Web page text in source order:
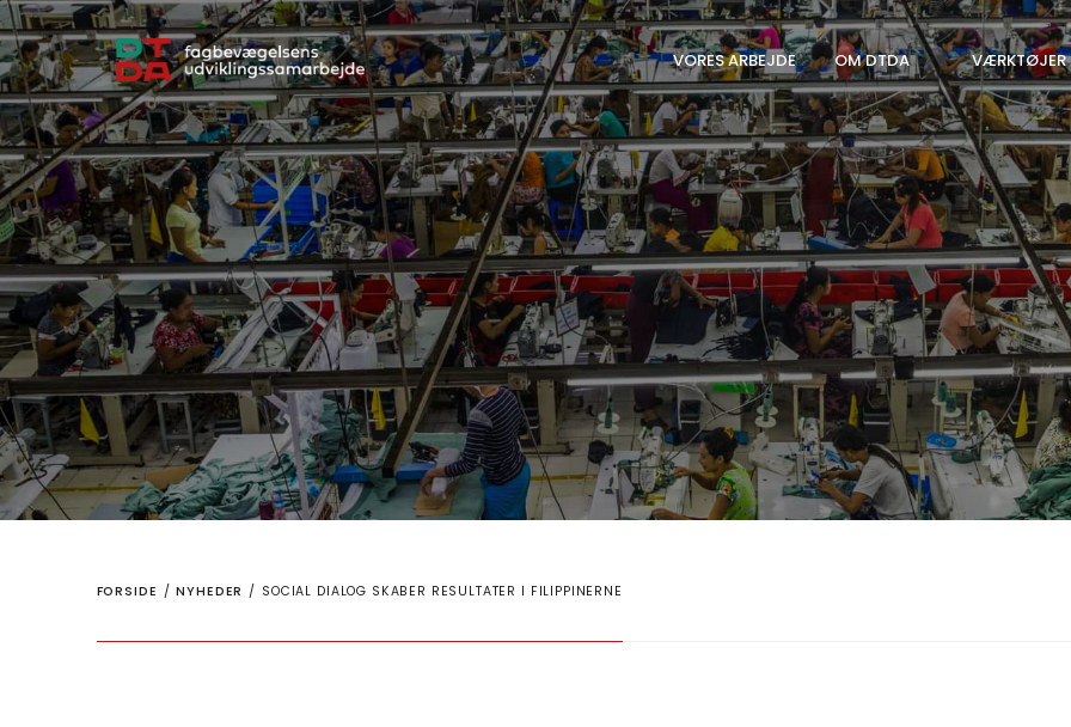
VORES ARBEJDE OM DTDA VÆRKTØJER
FORSIDE / NYHEDER / SOCIAL DIALOG SKABER RESULTATER I FILIPPINERNE